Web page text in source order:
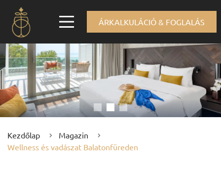
ÁRKALKULÁCIÓ & FOGLALÁS
Kezdőlap
Magazin
Wellness és vadászat Balatonfüreden